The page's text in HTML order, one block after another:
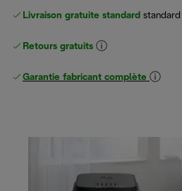
Livraison gratuite standard
Retours gratuits
Garantie fabricant complète